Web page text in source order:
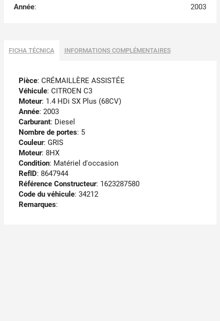
Année: 2003
FICHA TÉCNICA INFORMATIONS COMPLÉMENTAIRES
Pièce: CRÉMAILLÈRE ASSISTÉE
Véhicule: CITROEN C3
Moteur: 1.4 HDi SX Plus (68CV)
Année: 2003
Carburant: Diesel
Nombre de portes: 5
Couleur: GRIS
Moteur: 8HX
Condition: Matériel d'occasion
RefID: 8647944
Référence Constructeur: 1623287580
Code du véhicule: 34212
Remarques: